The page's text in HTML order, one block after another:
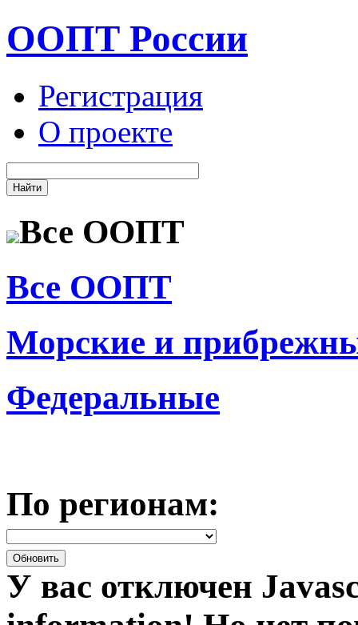
ООПТ России
Регистрация
О проекте
Все ООПТ
Все ООПТ
Морские и
Федеральные
По регионам:
У вас отключен